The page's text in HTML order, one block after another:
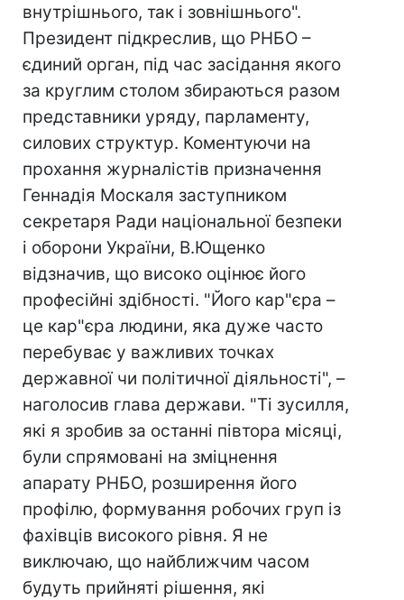
внутрішнього, так і зовнішнього".
Президент підкреслив, що РНБО –
єдиний орган, під час засідання якого
за круглим столом збираються разом
представники уряду, парламенту,
силових структур. Коментуючи на
прохання журналістів призначення
Геннадія Москаля заступником
секретаря Ради національної безпеки
і оборони України, В.Ющенко
відзначив, що високо оцінює його
професійні здібності. "Його кар"єра –
це кар"єра людини, яка дуже часто
перебуває у важливих точках
державної чи політичної діяльності", –
наголосив глава держави. "Ті зусилля,
які я зробив за останні півтора місяці,
були спрямовані на зміцнення
апарату РНБО, розширення його
профілю, формування робочих груп із
фахівців високого рівня. Я не
виключаю, що найближчим часом
будуть прийняті рішення, які